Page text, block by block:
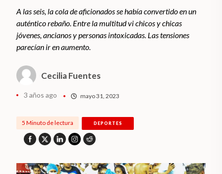
A las seis, la cola de aficionados se había convertido en un
auténtico rebaño. Entre la multitud vi chicos y chicas
jóvenes, ancianos y personas intoxicadas. Las tensiones
parecían ir en aumento.
Cecilia Fuentes
3 años ago mayo 31, 2023
5 Minuto de lectura DEPORTES